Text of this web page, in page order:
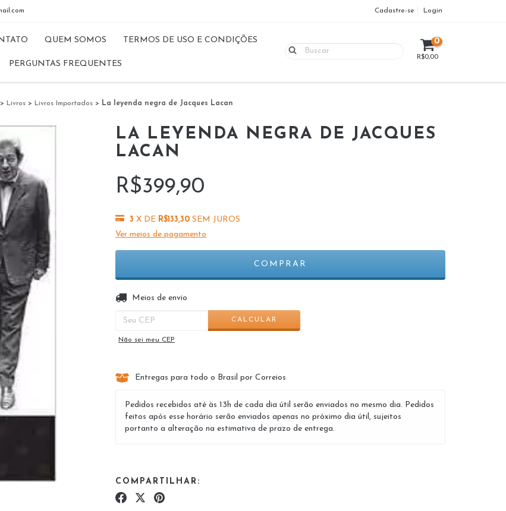
Cadastre-se Login
QUEM SOMOS TERMOS DE USO E CONDIÇÕES
PERGUNTAS FREQUENTES
0
R$0,00
> Livros > Livros Importados > La leyenda negra de Jacques Lacan
LA LEYENDA NEGRA DE JACQUES
LACAN
R$399,90
3 X DE R$133,30 SEM JUROS
Ver meios de pagamento
Entregas para o CEP:
Meios de envio
CALCULAR
Não sei meu CEP
Entregas para todo o Brasil por Correios
Pedidos recebidos até às 13h de cada dia útil serão enviados no mesmo dia. Pedidos
feitos após esse horário serão enviados apenas no próximo dia útil, sujeitos
portanto a alteração na estimativa de prazo de entrega.
COMPARTILHAR: